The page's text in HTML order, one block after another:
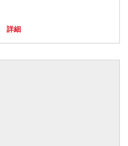
詳細